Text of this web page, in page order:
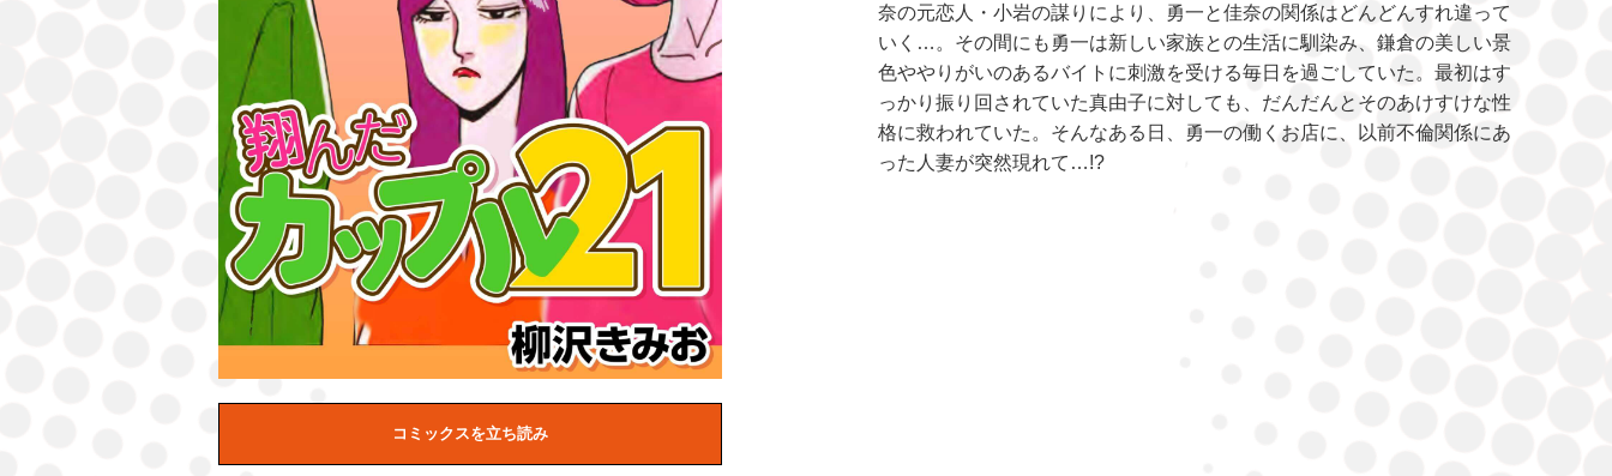
コミックスを立ち読み
奈の元恋人・小岩の謀りにより、勇一と佳奈の関係はどんどんすれ違って
いく…。その間にも勇一は新しい家族との生活に馴染み、鎌倉の美しい景
色ややりがいのあるバイトに刺激を受ける毎日を過ごしていた。最初はす
っかり振り回されていた真由子に対しても、だんだんとそのあけすけな性
格に救われていた。そんなある日、勇一の働くお店に、以前不倫関係にあ
った人妻が突然現れて…!?